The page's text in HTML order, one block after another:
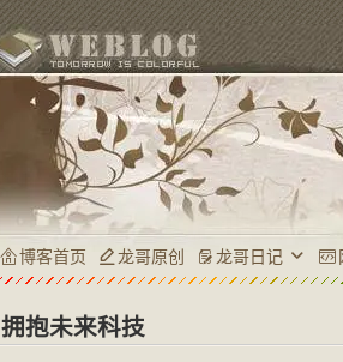
博客首页 龙哥原创 龙哥日记
拥抱未来科技